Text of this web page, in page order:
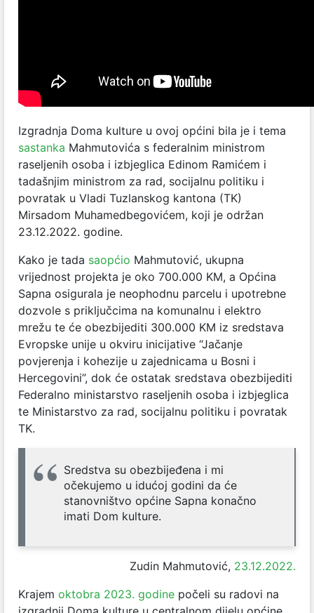
Izgradnja Doma kulture u ovoj općini bila je i tema
sastanka Mahmutovića s federalnim ministrom
raseljenih osoba i izbjeglica Edinom Ramićem i
tadašnjim ministrom za rad, socijalnu politiku i
povratak u Vladi Tuzlanskog kantona (TK)
Mirsadom Muhamedbegovićem, koji je održan
23.12.2022. godine.
Kako je tada saopćio Mahmutović, ukupna
vrijednost projekta je oko 700.000 KM, a Općina
Sapna osigurala je neophodnu parcelu i upotrebne
dozvole s priključcima na komunalnu i elektro
mrežu te će obezbijediti 300.000 KM iz sredstava
Evropske unije u okviru inicijative “Jačanje
povjerenja i kohezije u zajednicama u Bosni i
Hercegovini”, dok će ostatak sredstava obezbijediti
Federalno ministarstvo raseljenih osoba i izbjeglica
te Ministarstvo za rad, socijalnu politiku i povratak
TK.
Sredstva su obezbijeđena i mi
očekujemo u idućoj godini da će
stanovništvo općine Sapna konačno
imati Dom kulture.
Zudin Mahmutović, 23.12.2022.
Krajem oktobra 2023. godine počeli su radovi na